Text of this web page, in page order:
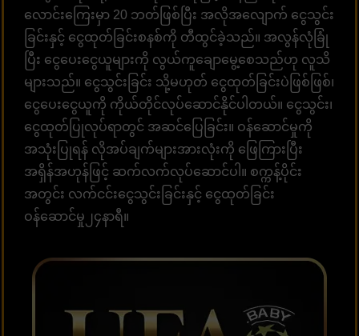
လောင်းကြေးမှာ 20 ဘတ်ဖြစ်ပြီး အလိုအလျောက် ငွေသွင်း
ခြင်းနှင့် ငွေထုတ်ခြင်းစနစ်ကို တီထွင်ခဲ့သည်။ အလွန်လုံခြုံ
ပြီး ငွေပေးငွေယူများကို လွယ်ကူချောမွေ့စေသည်ဟု လူသိ
များသည်။ ငွေသွင်းခြင်း သို့မဟုတ် ငွေထုတ်ခြင်းပဲဖြစ်ဖြစ်၊
ငွေပေးငွေယူကို ကိုယ်တိုင်လုပ်ဆောင်နိုင်ပါတယ်။ ငွေသွင်း၊
ငွေထုတ်ပြုလုပ်ရာတွင် အဆင်ပြေခြင်း။ ဝန်ဆောင်မှုကို
အသုံးပြုရန် လိုအပ်ချက်များအားလုံးကို ဖြေကြားပြီး
အရှိန်အဟုန်ဖြင့် ဆက်လက်လုပ်ဆောင်ပါ။ စက္ကန့်ပိုင်း
အတွင်း လက်ငင်းငွေသွင်းခြင်းနှင့် ငွေထုတ်ခြင်း
ဝန်ဆောင်မှု၂၄နာရီ။